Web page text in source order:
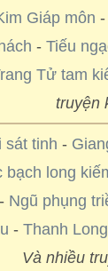
Giáp môn -
- Tiếu
Tử tam
truyện
sát tinh -
bạch long
- Ngũ phụng
-Thanh
Và nhiều